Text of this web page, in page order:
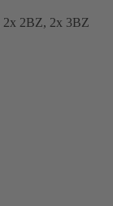
2x 2BZ, 2x 3BZ